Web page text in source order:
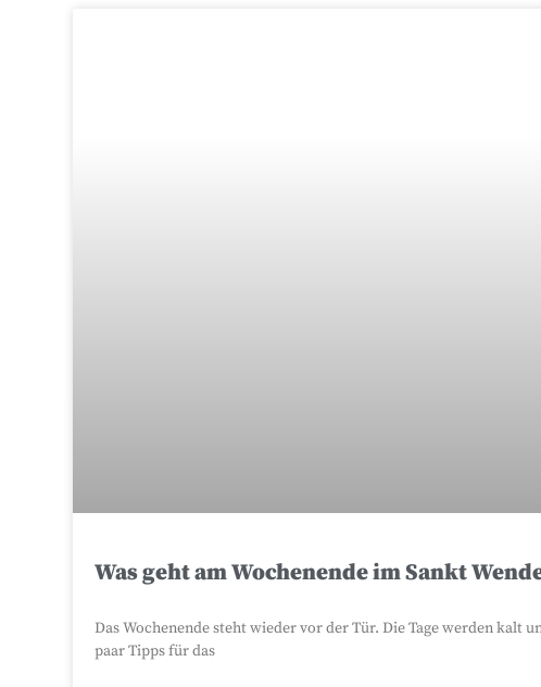
Was geht am Wochenende im Sankt
Das Wochenende steht wieder vor der Tür. Die Tage werden kalt
paar Tipps für das